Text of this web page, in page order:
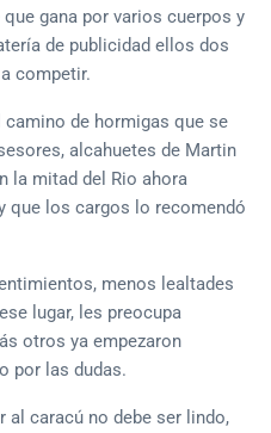
gana por varios cuerpos y
de publicidad ellos dos
competir.
de hormigas que se
alcahuetes de Martin
la mitad del Rio ahora
que los cargos lo recomendó
menos lealtades
lugar, les preocupa
otros ya empezaron
por las dudas.
al caracú no debe ser lindo,